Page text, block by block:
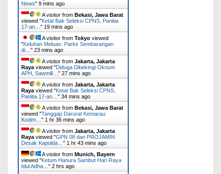
News" 9 mins ago
A visitor from Bekasi, Jawa Barat
viewed "Ketat Bak Seleksi CPNS, Panitia
17-an…" 19 mins ago
A visitor from Tokyo viewed
"Keluhan Meluas: Parkir Sembarangan
di…" 23 mins ago
A visitor from Jakarta, Jakarta
Rayaviewed "Diduga Dibekingi Oknum
APH, Sawmill…" 27 mins ago
A visitor from Jakarta, Jakarta
Rayaviewed "Ketat Bak Seleksi CPNS,
Panitia 17-an…" 34 mins ago
A visitor from Bekasi, Jawa Barat
viewed "Tanggap Darurat Kemarau:
Kodim…" 1 hr 36 mins ago
A visitor from Jakarta, Jakarta
Rayaviewed "GPN 08 dan PROJAMIN
Desak Kapolda…" 1 hr 43 mins ago
A visitor from Munich, Bayern
viewed "Ketum Hanura Sambut Hari Raya
Idul Adha…" 2 hrs ago